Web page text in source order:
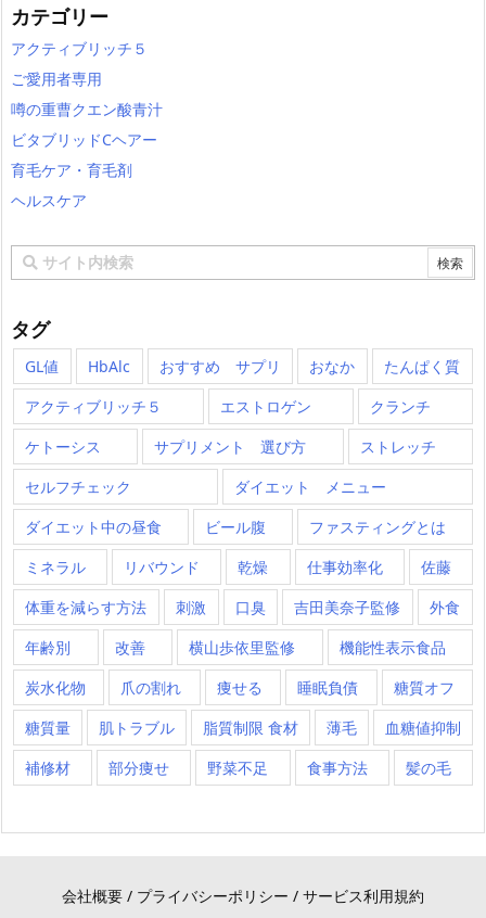
カテゴリー
アクティブリッチ５
ご愛用者専用
噂の重曹クエン酸青汁
ビタブリッドCヘアー
育毛ケア・育毛剤
ヘルスケア
タグ
GL値 HbAlc おすすめ サプリ おなか
たんぱく質
アクティブリッチ５
エストロゲン
クランチ
ケトーシス
サプリメント 選び方
ストレッチ
セルフチェック
ダイエット メニュー
ダイエット中の昼食
ビール腹
ファスティングとは
ミネラル
リバウンド 乾燥 仕事効率化
佐藤
体重を減らす方法
刺激 口臭 吉田美奈子監修
外食
年齢別
改善 横山歩依里監修
機能性表示食品
炭水化物
爪の割れ 痩せる 睡眠負債
糖質オフ
糖質量
肌トラブル 脂質制限 食材 薄毛
血糖値抑制
補修材
部分痩せ 野菜不足 食事方法 髪の毛
会社概要 / プライバシーポリシー / サービス利用規約